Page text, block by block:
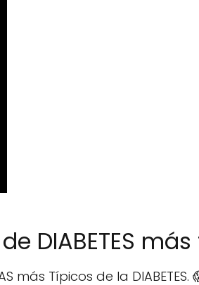
DIABETES
más Típicos de la